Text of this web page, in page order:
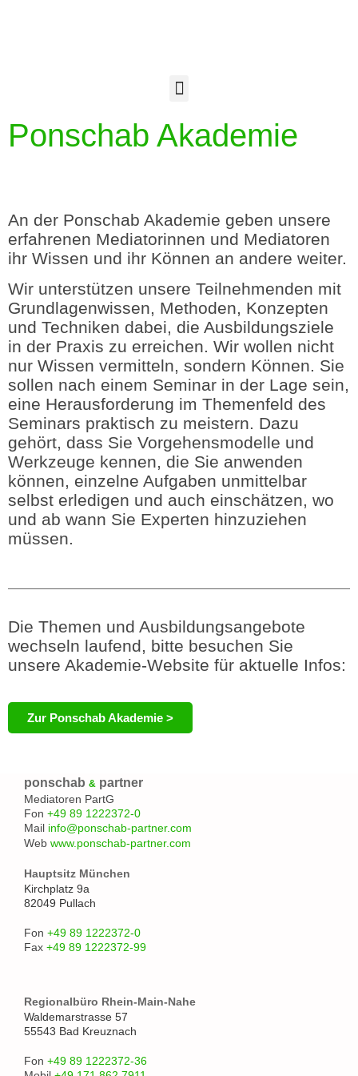
Ponschab Akademie
An der Ponschab Akademie geben unsere
erfahrenen Mediatorinnen und Mediatoren
ihr Wissen und ihr Können an andere weiter.
Wir unterstützen unsere Teilnehmenden mit
Grundlagenwissen, Methoden, Konzepten
und Techniken dabei, die Ausbildungsziele
in der Praxis zu erreichen. Wir wollen nicht
nur Wissen vermitteln, sondern Können. Sie
sollen nach einem Seminar in der Lage sein,
eine Herausforderung im Themenfeld des
Seminars praktisch zu meistern. Dazu
gehört, dass Sie Vorgehensmodelle und
Werkzeuge kennen, die Sie anwenden
können, einzelne Aufgaben unmittelbar
selbst erledigen und auch einschätzen, wo
und ab wann Sie Experten hinzuziehen
müssen.
Die Themen und Ausbildungsangebote
wechseln laufend, bitte besuchen Sie
unsere Akademie-Website für aktuelle Infos:
Zur Ponschab Akademie >
ponschab & partner
Mediatoren PartG
Fon +49 89 1222372-0
Mail info@ponschab-partner.com
Web www.ponschab-partner.com
Hauptsitz München
Kirchplatz 9a
82049 Pullach
Fon +49 89 1222372-0
Fax +49 89 1222372-99
Regionalbüro Rhein-Main-Nahe
Waldemarstrasse 57
55543 Bad Kreuznach
Fon +49 89 1222372-36